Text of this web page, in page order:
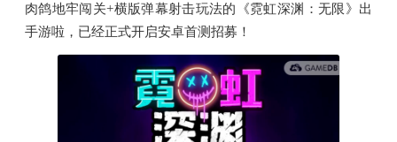
肉鸽地牢闯关+横版弹幕射击玩法的《霓虹深渊：无限》出
手游啦，已经正式开启安卓首测招募！